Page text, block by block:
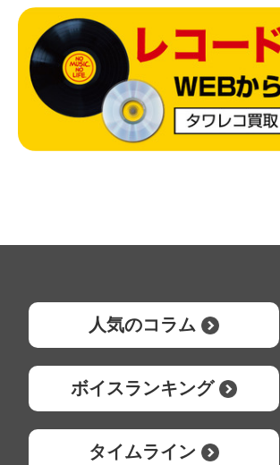
人気のコラム
ボイスランキング
タイムライン